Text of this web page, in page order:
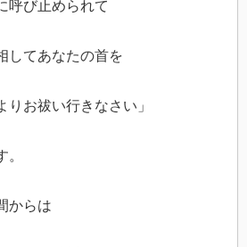
呼び止められて
してあなたの首を
お祓い行きなさい」
からは